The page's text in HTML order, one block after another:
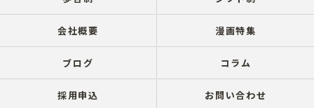
会社概要 漫画特集
ブログ コラム
採用申込 お問い合わせ